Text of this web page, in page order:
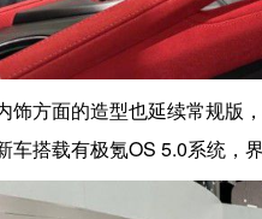
饰方面的造型也延续常规版
车搭载有极氪OS 5.0系统，